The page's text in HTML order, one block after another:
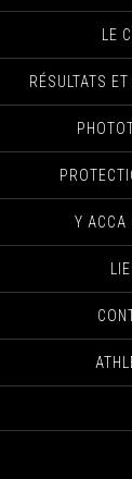
LE
RÉSULTATS
Y ACCA